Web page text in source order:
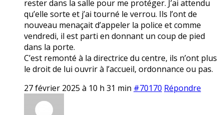
rester dans la salle pour me protéger. J’ai attendu
qu’elle sorte et j’ai tourné le verrou. Ils l’ont de
nouveau menaçait d’appeler la police et comme
vendredi, il est parti en donnant un coup de pied
dans la porte.
C’est remonté à la directrice du centre, ils n’ont plus
le droit de lui ouvrir à l’accueil, ordonnance ou pas.
27 février 2025 à 10 h 31 min #70170 Répondre